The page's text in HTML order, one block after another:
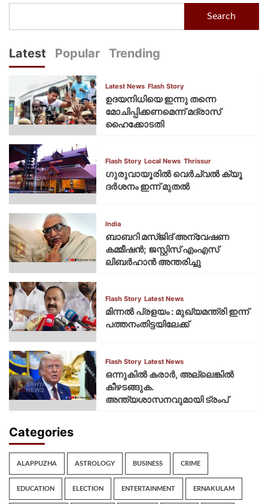
Search
Latest Popular Trending
Latest News Flash Story
ഉദയനിധിയെ ഇന്നു തന്നെ
മോചിപ്പിക്കണമെന്ന് മദ്രാസ്
ഹൈക്കോടതി
Flash Story Local News Thrissur
ഗുരുവായൂരില്‍ വെര്‍ച്വല്‍ ക്യൂ
ദര്‍ശനം ഇന്ന് മുതല്‍
India
ബാബറി മസ്ജിദ് അന്വേഷണ
കമ്മീഷന്‍; ജസ്റ്റിസ് എംഎസ്
ലിബര്‍ഹാന്‍ അന്തരിച്ചു
Flash Story Latest News
മിന്നല്‍ പ്രളയം : മുഖ്യമന്ത്രി ഇന്ന്
പത്തനംതിട്ടയിലേക്ക്
Flash Story Latest News
ഒന്നുകില്‍ കരാര്‍, അല്ലെങ്കില്‍
കീഴടങ്ങുക.
അന്ത്യശാസനവുമായി ട്രംപ്
Categories
ALAPPUZHA ASTROLOGY BUSINESS CRIME
EDUCATION ELECTION ENTERTAINMENT ERNAKULAM